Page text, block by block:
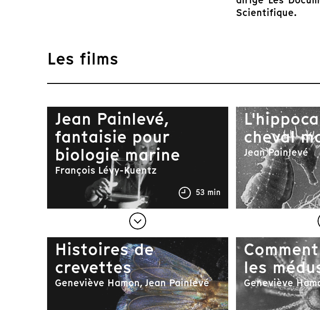
Scientifique.
Les films
Jean Painlevé,
fantaisie pour
biologie marine
François Lévy-Kuentz
53 min
cheval
Jean Painlevé
Histoires de
crevettes
Geneviève Hamon, Jean Painlevé
les
Geneviève